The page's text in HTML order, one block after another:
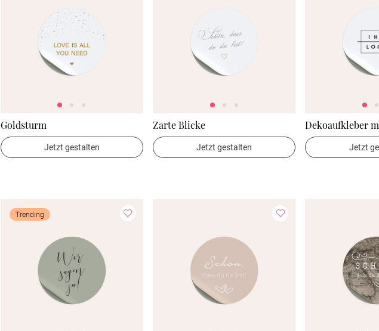
Goldsturm
Jetzt gestalten
Zarte Blicke
Jetzt gestalten
Dekoaufkleber
Jetzt
Trending